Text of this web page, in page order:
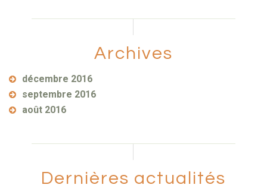
Archives
décembre 2016
septembre 2016
août 2016
Dernières actualités